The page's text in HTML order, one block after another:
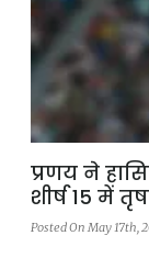
प्रणय ने
शीर्ष 15 में
Posted On May 17th,